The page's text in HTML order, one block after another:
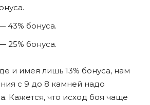
43% бонуса.
25% бонуса.
и имея лишь 13% бонуса, нам
с 9 до 8 камней надо
Кажется, что исход боя чаще